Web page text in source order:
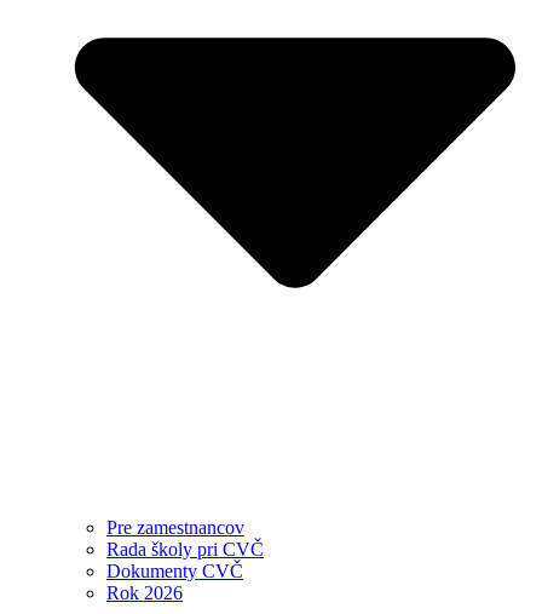
Pre zamestnancov
Rada školy pri CVČ
Dokumenty CVČ
Rok 2026